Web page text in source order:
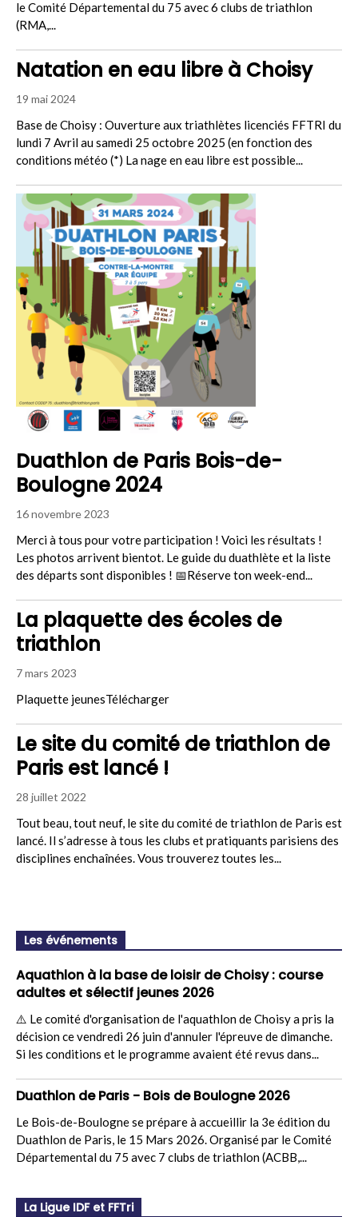
le Comité Départemental du 75 avec 6 clubs de triathlon
(RMA,...
Natation en eau libre à Choisy
19 mai 2024
Base de Choisy : Ouverture aux triathlètes licenciés FFTRI du
lundi 7 Avril au samedi 25 octobre 2025 (en fonction des
conditions météo (*) La nage en eau libre est possible...
Duathlon de Paris Bois-de-
Boulogne 2024
16 novembre 2023
Merci à tous pour votre participation ! Voici les résultats !
Les photos arrivent bientot. Le guide du duathlète et la liste
des départs sont disponibles ! 📅Réserve ton week-end...
La plaquette des écoles de
triathlon
7 mars 2023
Plaquette jeunesTélécharger
Le site du comité de triathlon de
Paris est lancé !
28 juillet 2022
Tout beau, tout neuf, le site du comité de triathlon de Paris est
lancé. Il s’adresse à tous les clubs et pratiquants parisiens des
disciplines enchaînées. Vous trouverez toutes les...
Les événements
Aquathlon à la base de loisir de Choisy : course
adultes et sélectif jeunes 2026
⚠️ Le comité d'organisation de l'aquathlon de Choisy a pris la
décision ce vendredi 26 juin d'annuler l'épreuve de dimanche.
Si les conditions et le programme avaient été revus dans...
Duathlon de Paris - Bois de Boulogne 2026
Le Bois-de-Boulogne se prépare à accueillir la 3e édition du
Duathlon de Paris, le 15 Mars 2026. Organisé par le Comité
Départemental du 75 avec 7 clubs de triathlon (ACBB,...
La Ligue IDF et FFTri